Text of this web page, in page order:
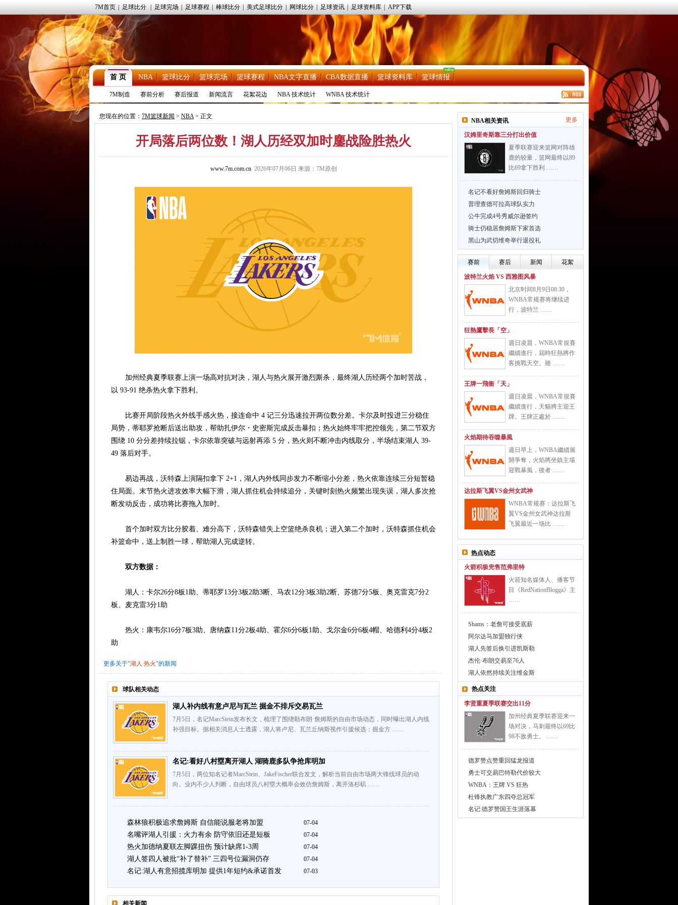
7M首页 足球比分 足球完场 足球赛程 棒球比分 美式足球比分 网球比分 足球资讯 足球资料库 APP下载
首 页 NBA 篮球比分 篮球完场 篮球赛程 NBA文字直播 CBA数据直播 篮球资料库 篮球情报
7M制造 赛前分析 赛后报道 新闻流言 花絮花边 NBA 技术统计 WNBA 技术统计
您现在的位置： 7M篮球新闻 > NBA> 正文
开局落后两位数！湖人历经双加时鏖战险胜热火
www.7m.com.cn2026年07月06日 来源：7M原创
加州经典夏季联赛上演一场高对抗对决，湖人与热火展开激烈厮杀，最终湖人历经两个加时苦战，
以 93-91 绝杀热火拿下胜利。
比赛开局阶段热火外线手感火热，接连命中 4 记三分迅速拉开两位数分差。卡尔及时投进三分稳住
局势，蒂耶罗抢断后送出助攻，帮助扎伊尔・史密斯完成反击暴扣；热火始终牢牢把控领先，第二节双方
围绕 10 分分差持续拉锯，卡尔依靠突破与远射再添 5 分，热火则不断冲击内线取分，半场结束湖人 39-
49 落后对手。
易边再战，沃特森上演隔扣拿下 2+1，湖人内外线同步发力不断缩小分差，热火依靠连续三分短暂稳
住局面。末节热火进攻效率大幅下滑，湖人抓住机会持续追分，关键时刻热火频繁出现失误，湖人多次抢
断发动反击，成功将比赛拖入加时。
首个加时双方比分胶着、难分高下，沃特森错失上空篮绝杀良机；进入第二个加时，沃特森抓住机会
补篮命中，送上制胜一球，帮助湖人完成逆转。
双方数据：
湖人：卡尔26分8板1助、蒂耶罗13分3板2助3断、马农12分3板3助2断、苏德7分5板、奥克雷克7分2
板、麦克雷3分1助
热火：康韦尔16分7板3助、唐纳森11分2板4助、霍尔6分6板1助、戈尔金6分6板4帽、哈德利4分4板2
助
更多关于"湖人 热火"的新闻
球队相关动态
湖人补内线有意卢尼与瓦兰 掘金不排斥交易瓦兰
7月5日，名记MarcStein发布长文，梳理了围绕勒布朗·詹姆斯的自由市场动态，同时曝出湖人内线
补强目标。据相关消息人士透露，湖人将卢尼、瓦兰丘纳斯视作引援候选；掘金方 ……
名记:看好八村塁离开湖人 湖骑鹿多队争抢库明加
7月5日，两位知名记者MarcStein、JakeFischer联合发文，解析当前自由市场两大锋线球员的动
向。业内不少人判断，自由球员八村塁大概率会效仿詹姆斯，离开洛杉矶 ……
森林狼积极追求詹姆斯 自信能说服老将加盟 07-04
名嘴评湖人引援：火力有余 防守依旧还是短板 07-04
热火加德纳夏联左脚踝扭伤 预计缺席1-3周 07-04
湖人签四人被批“补了替补” 三四号位漏洞仍存 07-04
名记:湖人有意招揽库明加 提供1年短约&承诺首发 07-03
相关新闻
NBA相关资讯 更多
汉姆里奇斯靠三分打出价值
夏季联赛迎来篮网对阵雄
鹿的较量，篮网最终以89
比69拿下胜利 ……
名记不看好詹姆斯回归骑士
普理查德可拉高球队实力
公牛完成4号秀威尔逊签约
骑士仍稳居詹姆斯下家首选
黑山为武切维奇举行退役礼
赛前 赛后 新闻 花絮
波特兰火焰 VS 西雅图风暴
北京时间8月9日08:30，
WNBA常规赛将继续进
行，波特兰 ……
狂熱鷹擊長「空」
週日凌晨，WNBA常規賽
繼續進行，屆時狂熱將作
客挑戰天空。雖 ……
王牌一飛衝「天」
週日凌晨，WNBA常規賽
繼續進行，天貓將主迎王
牌。王牌正處於 ……
火焰期待吞噬暴風
週日早上，WNBA繼續展
開爭奪，火焰將坐鎮主場
迎戰暴風，後者 ……
达拉斯飞翼VS金州女武神
WNBA常规赛：达拉斯飞
翼VS金州女武神达拉斯
飞翼最近一场比 ……
热点动态
火箭积极兜售范弗里特
火箭知名媒体人、播客节
目《RedNationBlogga》主
……
Shams：老詹可接受底薪
阿尔达马加盟独行侠
湖人先签后换引进凯斯勒
杰伦·布朗交易至76人
湖人依然持续关注维金斯
热点关注
李贤重夏季联赛交出11分
加州经典夏季联赛迎来一
场对决，马刺最终以69比
98不敌勇士。 ……
德罗赞点赞重回猛龙报道
勇士可交易巴特勒代价较大
WNBA：王牌 VS 狂热
杜锋执教广东四夺总冠军
名记:德罗赞国王生涯落幕